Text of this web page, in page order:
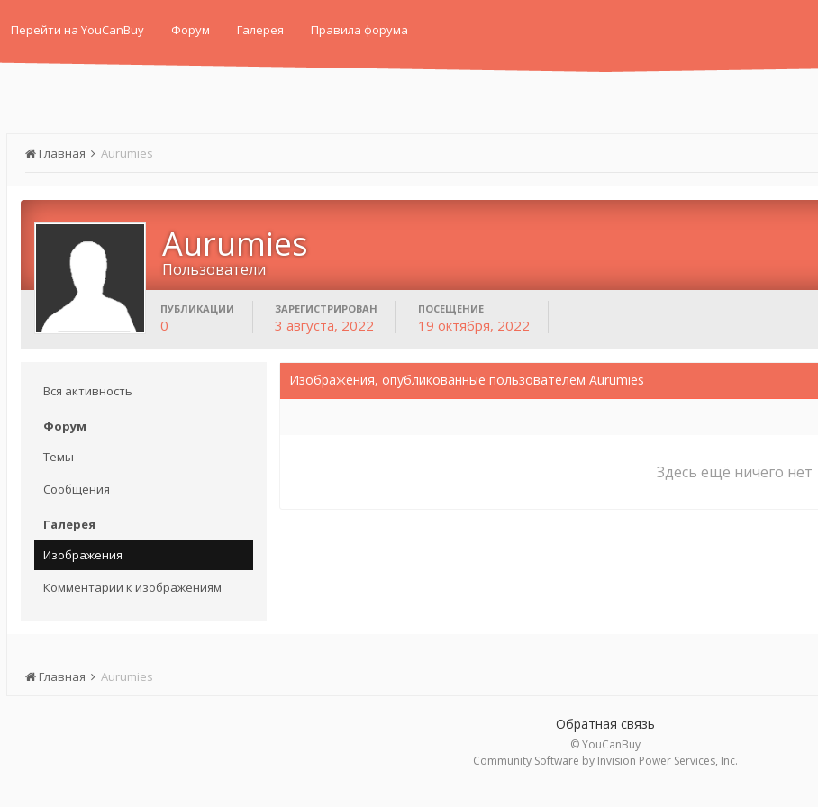
Перейти на YouCanBuy Форум Галерея Правила форума
Главная Aurumies
Aurumies
Пользователи
ПУБЛИКАЦИИ
0
ЗАРЕГИСТРИРОВАН
3 августа, 2022
ПОСЕЩЕНИЕ
19 октября, 2022
Вся активность
Форум
Темы
Сообщения
Галерея
Изображения
Комментарии к изображениям
Изображения, опубликованные пользователем Aurumies
Здесь ещё ничего нет
Главная Aurumies
Обратная связь
© YouCanBuy
Community Software by Invision Power Services, Inc.